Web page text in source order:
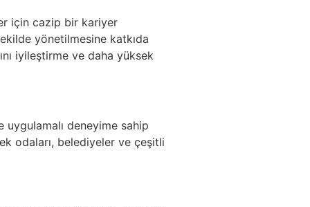
için cazip bir kariyer
yönetilmesine katkıda
iyileştirme ve daha yüksek
deneyime sahip
odaları, belediyeler ve çeşitli